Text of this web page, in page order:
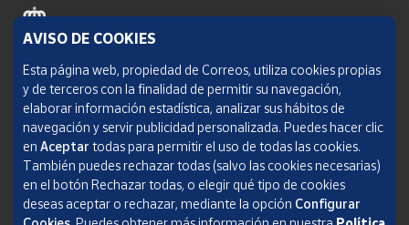
Política de cookies
Aviso legal
Condiciones del servicio
Política de Privacidad Web
Informe de transparencia
AVISO DE COOKIES
Esta página web, propiedad de Correos, utiliza cookies propias
y de terceros con la finalidad de permitir su navegación,
elaborar información estadística, analizar sus hábitos de
navegación y servir publicidad personalizada. Puedes hacer clic
en Aceptar todas para permitir el uso de todas las cookies.
También puedes rechazar todas (salvo las cookies necesarias)
en el botón Rechazar todas, o elegir qué tipo de cookies
deseas aceptar o rechazar, mediante la opción Configurar